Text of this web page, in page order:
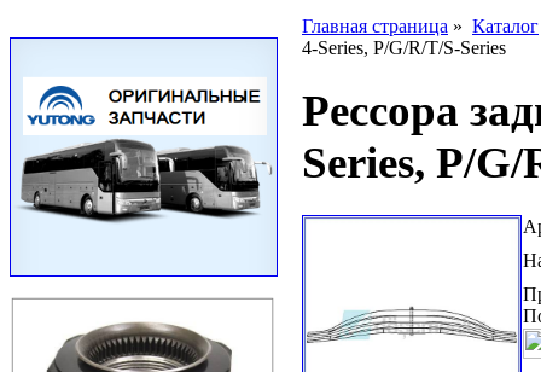
Главная страница » Каталог
4-Series, P/G/R/T/S-Series
Рессора
Series, P/G/